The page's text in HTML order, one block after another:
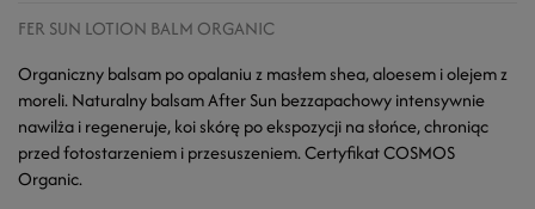
FER SUN LOTION BALM ORGANIC
Organiczny balsam po opalaniu z masłem shea, aloesem i olejem z
moreli. Naturalny balsam After Sun bezzapachowy intensywnie
nawilża i regeneruje, koi skórę po ekspozycji na słońce, chroniąc
przed fotostarzeniem i przesuszeniem. Certyfikat COSMOS
Organic.